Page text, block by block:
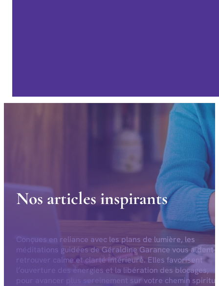
Nos articles inspirants
Conçues en reliance avec les plans de lumière, les
méditations guidées de Géraldine Garance vous aident
retrouver calme et clarté intérieure. Elles favorisent
l’ouverture des énergies et la libération des blocages,
pour avancer plus sereinement sur votre chemin